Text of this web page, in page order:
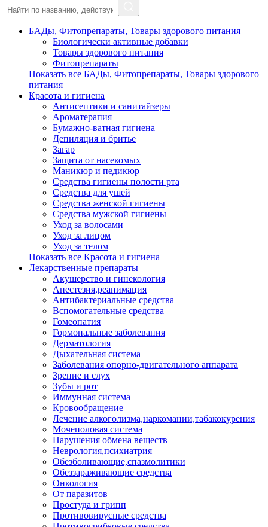
БАДы, Фитопрепараты, Товары здорового питания
Биологически активные добавки
Товары здорового питания
Фитопрепараты
Показать все БАДы, Фитопрепараты, Товары здорового
питания
Красота и гигиена
Антисептики и санитайзеры
Ароматерапия
Бумажно-ватная гигиена
Депиляция и бритье
Загар
Защита от насекомых
Маникюр и педикюр
Средства гигиены полости рта
Средства для ушей
Средства женской гигиены
Средства мужской гигиены
Уход за волосами
Уход за лицом
Уход за телом
Показать все Красота и гигиена
Лекарственные препараты
Акушерство и гинекология
Анестезия,реанимация
Антибактериальные средства
Вспомогательные средства
Гомеопатия
Гормональные заболевания
Дерматология
Дыхательная система
Заболевания опорно-двигательного аппарата
Зрение и слух
Зубы и рот
Иммунная система
Кровообращение
Лечение алкоголизма,наркомании,табакокурения
Мочеполовая система
Нарушения обмена веществ
Неврология,психиатрия
Обезболивающие,спазмолитики
Обеззараживающие средства
Онкология
От паразитов
Простуда и грипп
Противовирусные средства